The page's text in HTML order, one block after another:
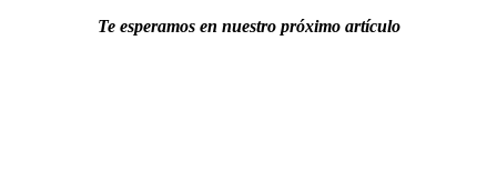
Te esperamos en nuestro próximo artículo